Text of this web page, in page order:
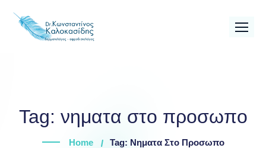
Tag: νηματα στο προσωπο
Home Tag: Νηματα Στο Προσωπο